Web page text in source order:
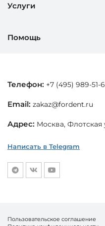
Услуги
Помощь
Телефон: +7 (495) 989-51-
Email: zakaz@fordent.ru
Адрес: Москва, Флотская
Написать в Telegram
Пользовательское соглашение